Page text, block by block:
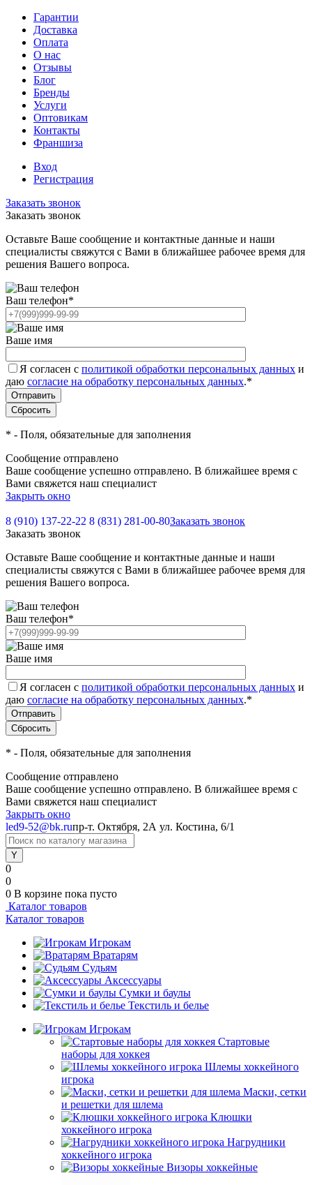
Гарантии
Доставка
Оплата
О нас
Отзывы
Блог
Бренды
Услуги
Оптовикам
Контакты
Франшиза
Вход
Регистрация
Заказать звонок
Заказать звонок
Оставьте Ваше сообщение и контактные данные и наши
специалисты свяжутся с Вами в ближайшее рабочее время для
решения Вашего вопроса.
Ваш телефон*
Ваше имя
Я согласен с политикой обработки персональных данных и
даю согласие на обработку персональных данных.*
* - Поля, обязательные для заполнения
Сообщение отправлено
Ваше сообщение успешно отправлено. В ближайшее время с
Вами свяжется наш специалист
Закрыть окно
8 (910) 137-22-22 8 (831) 281-00-80Заказать звонок
Заказать звонок
Оставьте Ваше сообщение и контактные данные и наши
специалисты свяжутся с Вами в ближайшее рабочее время для
решения Вашего вопроса.
Ваш телефон*
Ваше имя
Я согласен с политикой обработки персональных данных и
даю согласие на обработку персональных данных.*
* - Поля, обязательные для заполнения
Сообщение отправлено
Ваше сообщение успешно отправлено. В ближайшее время с
Вами свяжется наш специалист
Закрыть окно
led9-52@bk.ruпр-т. Октября, 2А ул. Костина, 6/1
0
0
0 В корзине пока пусто
Каталог товаров
Каталог товаров
Игрокам
Вратарям
Судьям
Аксессуары
Сумки и баулы
Текстиль и белье
Игрокам
Стартовые
наборы для хоккея
Шлемы хоккейного
игрока
Маски, сетки
и решетки для шлема
Клюшки
хоккейного игрока
Нагрудники
хоккейного игрока
Визоры хоккейные